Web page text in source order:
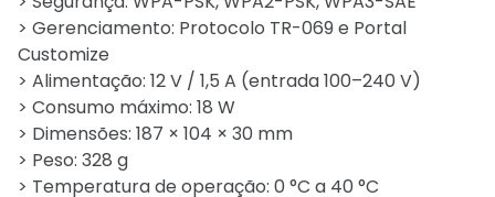
> Gerenciamento: Protocolo TR-069 e Portal
Customize
> Alimentação: 12 V / 1,5 A (entrada 100–240 V)
> Consumo máximo: 18 W
> Dimensões: 187 × 104 × 30 mm
> Peso: 328 g
> Temperatura de operação: 0 °C a 40 °C